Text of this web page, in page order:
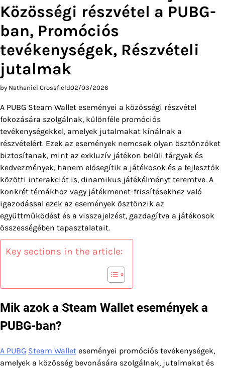
Közösségi részvétel a PUBG-
ban, Promóciós
tevékenységek, Részvételi
jutalmak
by Nathaniel Crossfield02/03/2026
A PUBG Steam Wallet eseményei a közösségi részvétel
fokozására szolgálnak, különféle promóciós
tevékenységekkel, amelyek jutalmakat kínálnak a
részvételért. Ezek az események nemcsak olyan ösztönzőket
biztosítanak, mint az exkluzív játékon belüli tárgyak és
kedvezmények, hanem elősegítik a játékosok és a fejlesztők
közötti interakciót is, dinamikus játékélményt teremtve. A
konkrét témákhoz vagy játékmenet-frissítésekhez való
igazodással ezek az események ösztönzik az
együttműködést és a visszajelzést, gazdagítva a játékosok
összességében tapasztalatait.
Key sections in the article:
Mik azok a Steam Wallet események a
PUBG-ban?
A PUBG Steam Wallet eseményei promóciós tevékenységek,
amelyek a közösség bevonására szolgálnak, jutalmakat és